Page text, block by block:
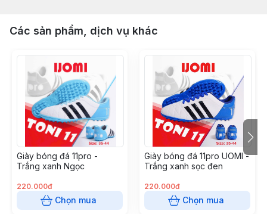
Các sản phẩm, dịch vụ khác
Giày bóng đá 11pro -
Trắng xanh Ngọc
220.000đ
Chọn mua
Giày bóng đá 11pro UOMI -
Trắng xanh sọc đen
220.000đ
Chọn mua